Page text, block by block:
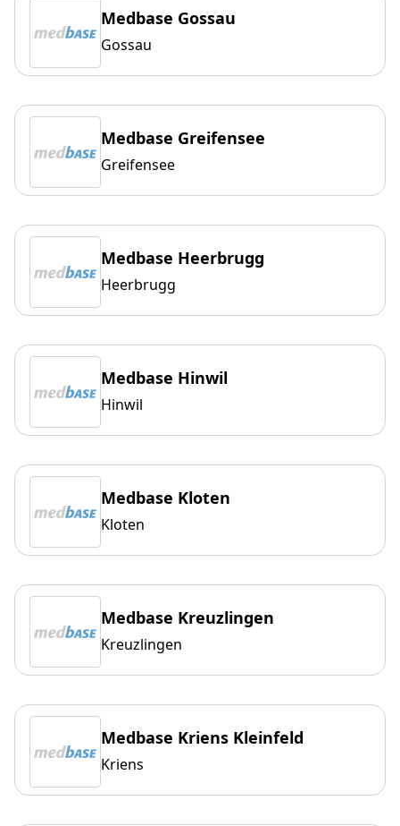
Medbase Gossau
Gossau
Medbase Greifensee
Greifensee
Medbase Heerbrugg
Heerbrugg
Medbase Hinwil
Hinwil
Medbase Kloten
Kloten
Medbase Kreuzlingen
Kreuzlingen
Medbase Kriens Kleinfeld
Kriens